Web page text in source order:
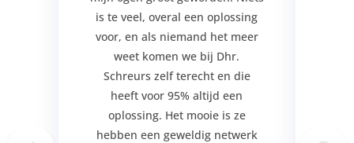
is te veel, overal een oplossing
voor, en als niemand het meer
weet komen we bij Dhr.
Schreurs zelf terecht en die
heeft voor 95% altijd een
oplossing. Het mooie is ze
hebben een geweldig netwerk